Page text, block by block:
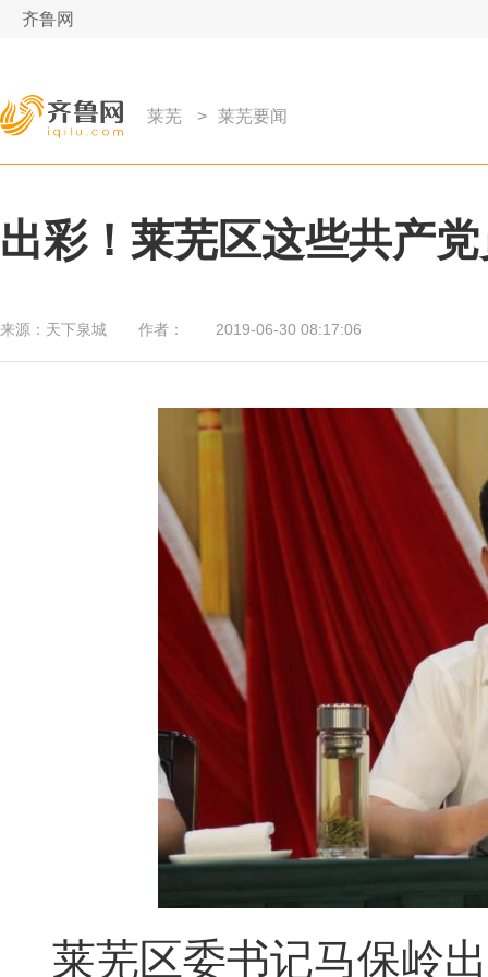
齐鲁网
莱芜 > 莱芜要闻
出彩！莱芜区这些共产
来源： 天下泉城 作者： 2019-06-30 08:17:06
莱芜区委书记马保岭